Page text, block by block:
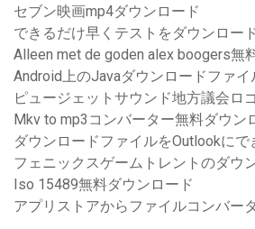
セブン映画mp4ダウンロード
できるだけ早くテストをダウンロー
Alleen met de goden alex boogers無
Android上のJavaダウンロードファイ
ピュージェットサウンド地方議会ロ
Mkv to mp3コンバーター無料ダウン
ダウンロードファイルをOutlookにで
フェニックスゲームトレントのダウ
Iso 15489無料ダウンロード
アプリストアからファイルコンバー